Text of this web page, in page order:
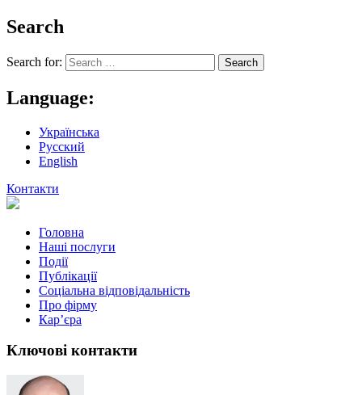
Search
Search for:
Language:
Українська
Русский
English
Контакти
Головна
Наші послуги
Події
Публікації
Соціальна відповідальність
Про фiрму
Кар’єра
Ключові контакти